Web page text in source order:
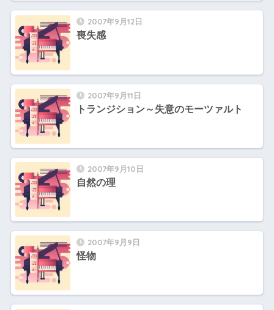
2007年9月12日
喪失感
2007年9月11日
トランジション～失意のモーツァルト
2007年9月10日
自然の理
2007年9月9日
怪物